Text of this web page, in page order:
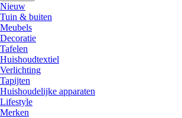
Nieuw
Tuin & buiten
Meubels
Decoratie
Tafelen
Huishoudtextiel
Verlichting
Tapijten
Huishoudelijke apparaten
Lifestyle
Merken